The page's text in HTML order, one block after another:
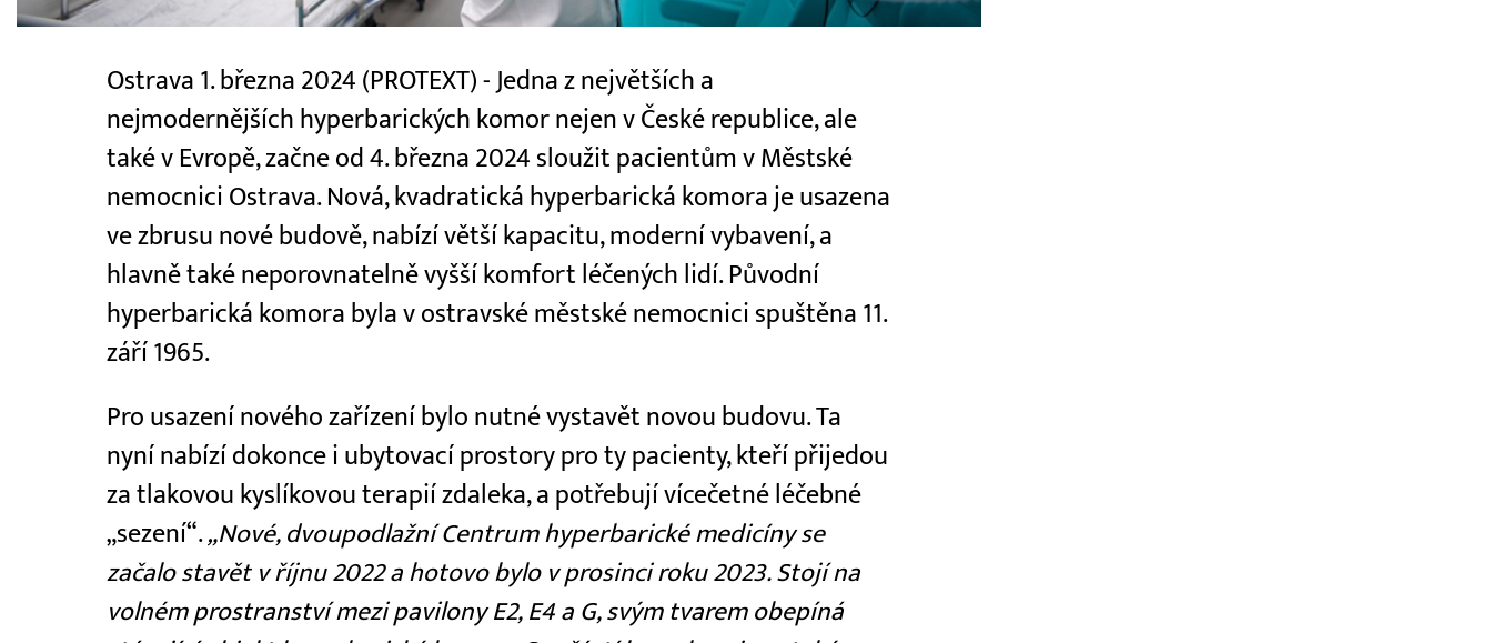
Ostrava 1. března 2024 (PROTEXT) - Jedna z největších a
nejmodernějších hyperbarických komor nejen v České republice, ale
také v Evropě, začne od 4. března 2024 sloužit pacientům v Městské
nemocnici Ostrava. Nová, kvadratická hyperbarická komora je usazena
ve zbrusu nové budově, nabízí větší kapacitu, moderní vybavení, a
hlavně také neporovnatelně vyšší komfort léčených lidí. Původní
hyperbarická komora byla v ostravské městské nemocnici spuštěna 11.
září 1965.
Pro usazení nového zařízení bylo nutné vystavět novou budovu. Ta
nyní nabízí dokonce i ubytovací prostory pro ty pacienty, kteří přijedou
za tlakovou kyslíkovou terapií zdaleka, a potřebují vícečetné léčebné
„sezení“.„Nové, dvoupodlažní Centrum hyperbarické medicíny se
začalo stavět v říjnu 2022 a hotovo bylo v prosinci roku 2023. Stojí na
volném prostranství mezi pavilony E2, E4 a G, svým tvarem obepíná